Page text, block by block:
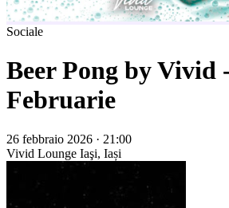
Sociale
Beer Pong by Vivid
Februarie
26 febbraio 2026 · 21:00
Vivid Lounge Iaşi, Iași